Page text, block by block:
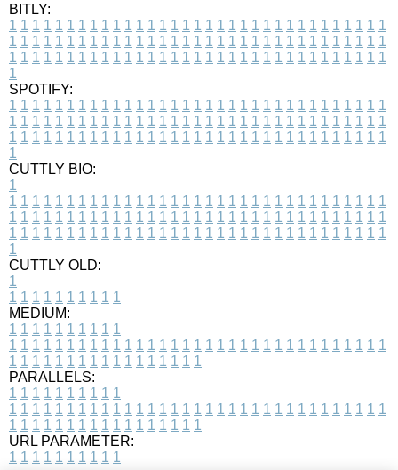
BITLY:
1 1 1 1 1 1 1 1 1 1 1 1 1 1 1 1 1 1 1 1 1 1 1 1 1 1 1 1 1 1 1 1 1
1 1 1 1 1 1 1 1 1 1 1 1 1 1 1 1 1 1 1 1 1 1 1 1 1 1 1 1 1 1 1 1 1
1 1 1 1 1 1 1 1 1 1 1 1 1 1 1 1 1 1 1 1 1 1 1 1 1 1 1 1 1 1 1 1 1
1
SPOTIFY:
1 1 1 1 1 1 1 1 1 1 1 1 1 1 1 1 1 1 1 1 1 1 1 1 1 1 1 1 1 1 1 1 1
1 1 1 1 1 1 1 1 1 1 1 1 1 1 1 1 1 1 1 1 1 1 1 1 1 1 1 1 1 1 1 1 1
1 1 1 1 1 1 1 1 1 1 1 1 1 1 1 1 1 1 1 1 1 1 1 1 1 1 1 1 1 1 1 1 1
1
CUTTLY BIO:
1
1 1 1 1 1 1 1 1 1 1 1 1 1 1 1 1 1 1 1 1 1 1 1 1 1 1 1 1 1 1 1 1 1
1 1 1 1 1 1 1 1 1 1 1 1 1 1 1 1 1 1 1 1 1 1 1 1 1 1 1 1 1 1 1 1 1
1 1 1 1 1 1 1 1 1 1 1 1 1 1 1 1 1 1 1 1 1 1 1 1 1 1 1 1 1 1 1 1 1
1
CUTTLY OLD:
1
1 1 1 1 1 1 1 1 1 1
MEDIUM:
1 1 1 1 1 1 1 1 1 1
1 1 1 1 1 1 1 1 1 1 1 1 1 1 1 1 1 1 1 1 1 1 1 1 1 1 1 1 1 1 1 1 1
1 1 1 1 1 1 1 1 1 1 1 1 1 1 1 1 1
PARALLELS:
1 1 1 1 1 1 1 1 1 1
1 1 1 1 1 1 1 1 1 1 1 1 1 1 1 1 1 1 1 1 1 1 1 1 1 1 1 1 1 1 1 1 1
1 1 1 1 1 1 1 1 1 1 1 1 1 1 1 1 1
URL PARAMETER:
1 1 1 1 1 1 1 1 1 1